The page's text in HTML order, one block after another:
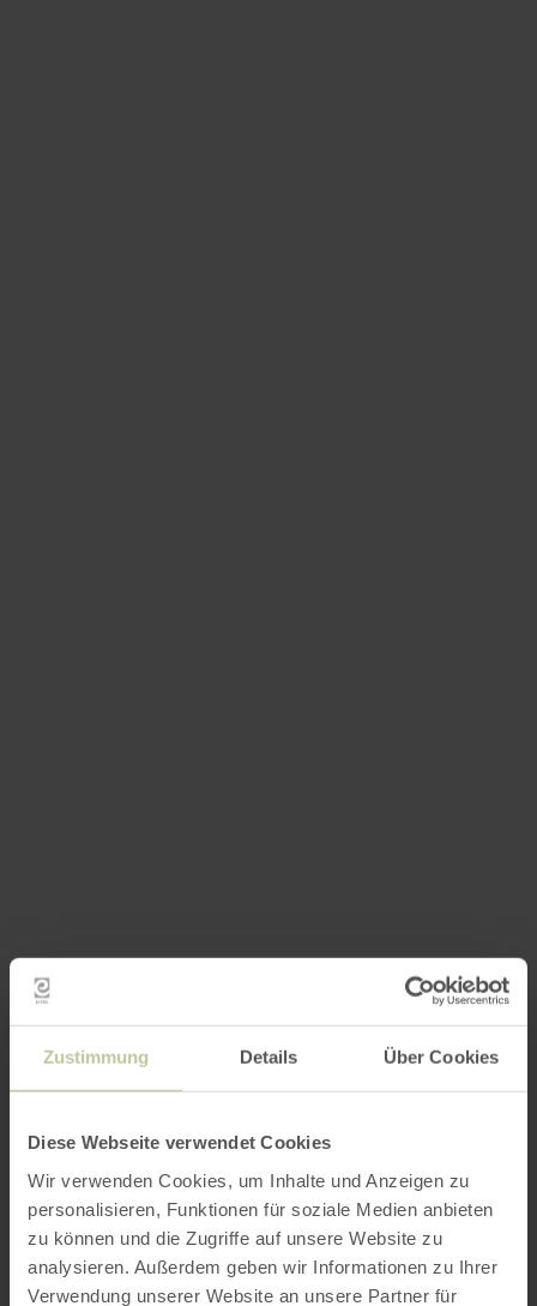
Zustimmung Details Über Cookies
Diese Webseite verwendet Cookies
Wir verwenden Cookies, um Inhalte und Anzeigen zu
personalisieren, Funktionen für soziale Medien anbieten
zu können und die Zugriffe auf unsere Website zu
analysieren. Außerdem geben wir Informationen zu Ihrer
Verwendung unserer Website an unsere Partner für